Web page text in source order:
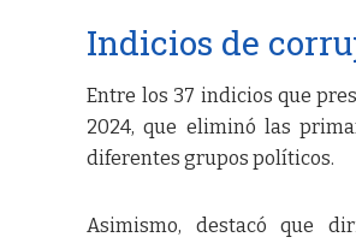
Indicios de
Entre los 37 indicios que
2024, que eliminó las
diferentes grupos políticos.
Asimismo, destacó que